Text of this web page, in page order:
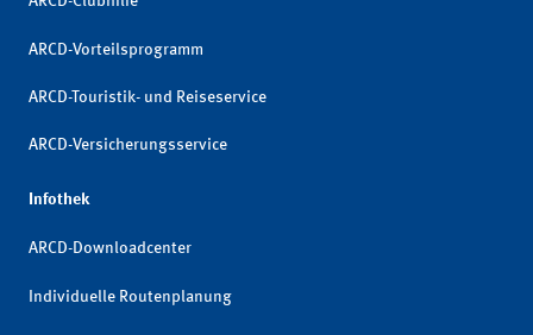
ARCD-Vorteilsprogramm
ARCD-Touristik- und Reiseservice
ARCD-Versicherungsservice
Infothek
ARCD-Downloadcenter
Individuelle Routenplanung